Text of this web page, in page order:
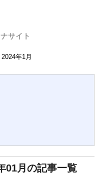
サイト
2024年1月
01月の記事一覧